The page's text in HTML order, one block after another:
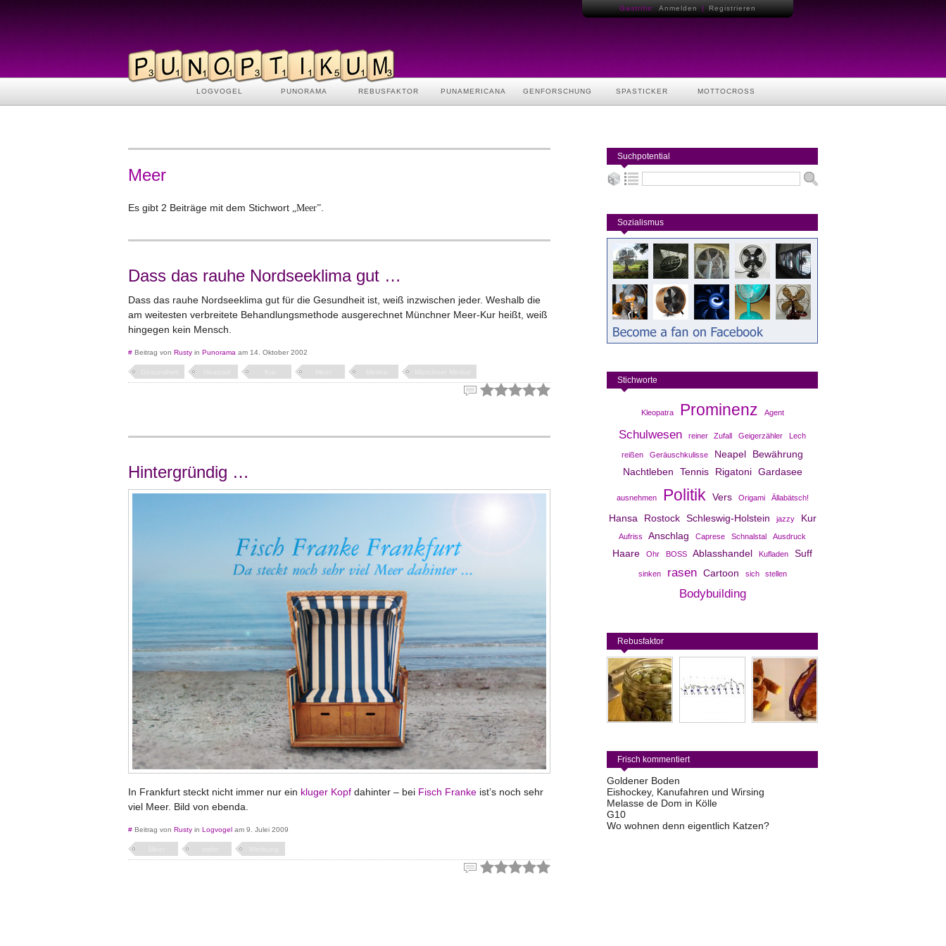
Gastritis: Anmelden | Registrieren
LOGVOGEL PUNORAMA REBUSFAKTOR PUNAMERICANA GENFORSCHUNG SPASTICKER MOTTOCROSS
Meer
Es gibt 2 Beiträge mit dem Stichwort „Meer”
Dass das rauhe Nordseeklima gut …
Dass das rauhe Nordseeklima gut für die Gesundheit ist, weiß inzwischen jeder. Weshalb die
am weitesten verbreitete Behandlungsmethode ausgerechnet Münchner Meer-Kur heißt, weiß
hingegen kein Mensch.
# Beitrag von Rusty in Punorama am 14. Oktober 2002
Hintergründig …
In Frankfurt steckt nicht immer nur ein kluger Kopf dahinter – bei Fisch Franke ist’s noch sehr
viel Meer. Bild von ebenda.
# Beitrag von Rusty in Logvogel am 9. Julei 2009
Suchpotential
Sozialismus
Stichworte
Kleopatra Prominenz Agent
Schulwesen reiner Zufall Geigerzähler Lech
reißen Geräuschkulisse Neapel
Bewährung
Nachtleben
Tennis Rigatoni Gardasee
ausnehmen Politik Vers Origami Ällabätsch!
Hansa Rostock Schleswig-Holstein jazzy Kur
Aufriss Anschlag Caprese Schnalstal Ausdruck
Haare Ohr BOSS Ablasshandel Kufladen Suff
sinken rasen Cartoon sich stellen
Bodybuilding
Rebusfaktor
Frisch kommentiert
Goldener Boden
Eishockey, Kanufahren und Wirsing
Melasse de Dom in Kölle
G10
Wo wohnen denn eigentlich Katzen?